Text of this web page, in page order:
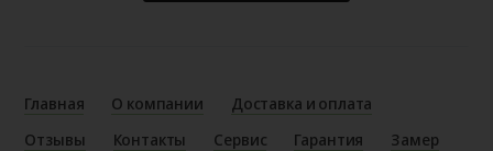
Главная О компании
Доставка и оплата
Отзывы
Контакты Сервис Гарантия
Замер